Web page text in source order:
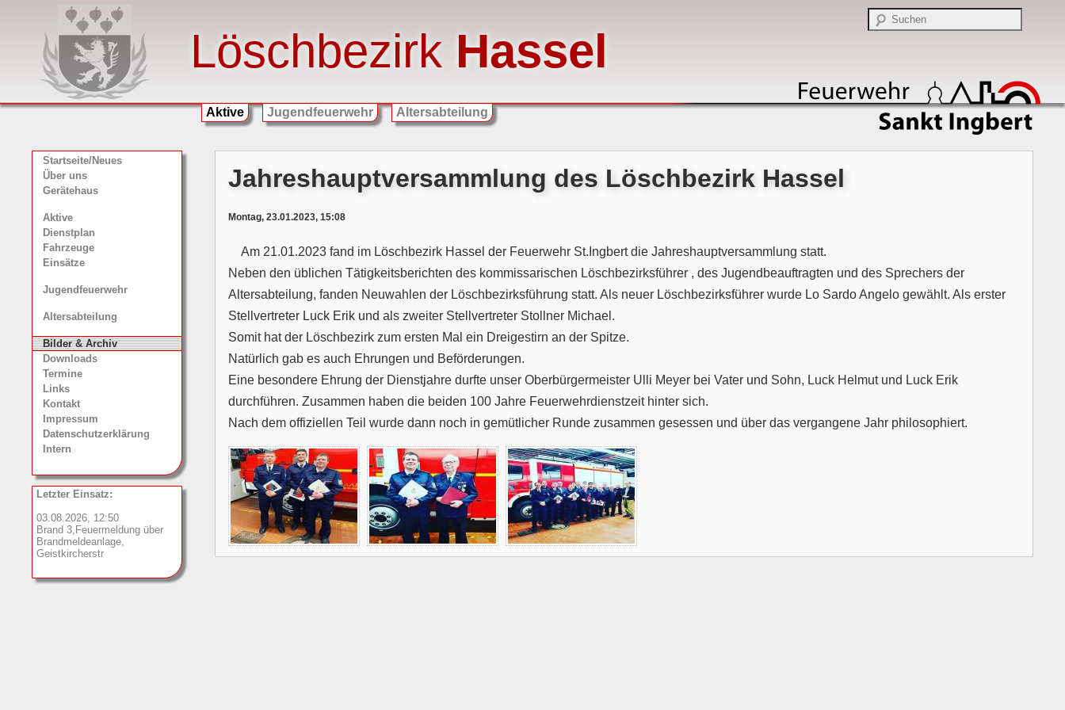
Löschbezirk Hassel
Aktive Jugendfeuerwehr Altersabteilung
Startseite/Neues
Über uns
Gerätehaus
Aktive
Dienstplan
Fahrzeuge
Einsätze
Jugendfeuerwehr
Altersabteilung
Bilder & Archiv
Downloads
Termine
Links
Kontakt
Impressum
Datenschutzerklärung
Intern
Letzter Einsatz:
03.08.2026, 12:50
Brand 3,Feuermeldung über
Brandmeldeanlage,
Geistkircherstr
Jahreshauptversammlung des Löschbezirk Hassel
Montag, 23.01.2023, 15:08
Am 21.01.2023 fand im Löschbezirk Hassel der Feuerwehr St.Ingbert die Jahreshauptversammlung statt.
Neben den üblichen Tätigkeitsberichten des kommissarischen Löschbezirksführer , des Jugendbeauftragten und des Sprechers der
Altersabteilung, fanden Neuwahlen der Löschbezirksführung statt. Als neuer Löschbezirksführer wurde Lo Sardo Angelo gewählt. Als erster
Stellvertreter Luck Erik und als zweiter Stellvertreter Stollner Michael.
Somit hat der Löschbezirk zum ersten Mal ein Dreigestirn an der Spitze.
Natürlich gab es auch Ehrungen und Beförderungen.
Eine besondere Ehrung der Dienstjahre durfte unser Oberbürgermeister Ulli Meyer bei Vater und Sohn, Luck Helmut und Luck Erik
durchführen. Zusammen haben die beiden 100 Jahre Feuerwehrdienstzeit hinter sich.
Nach dem offiziellen Teil wurde dann noch in gemütlicher Runde zusammen gesessen und über das vergangene Jahr philosophiert.